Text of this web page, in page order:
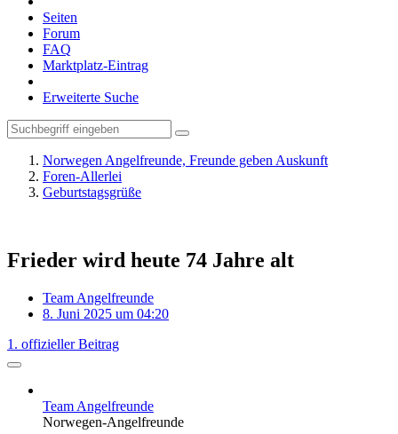
Seiten
Forum
FAQ
Marktplatz-Eintrag
Erweiterte Suche
Norwegen Angelfreunde, Freunde geben Auskunft
Foren-Allerlei
Geburtstagsgrüße
Frieder wird heute 74 Jahre alt
Team Angelfreunde
8. Juni 2025 um 04:20
1. offizieller Beitrag
Team Angelfreunde
Norwegen-Angelfreunde